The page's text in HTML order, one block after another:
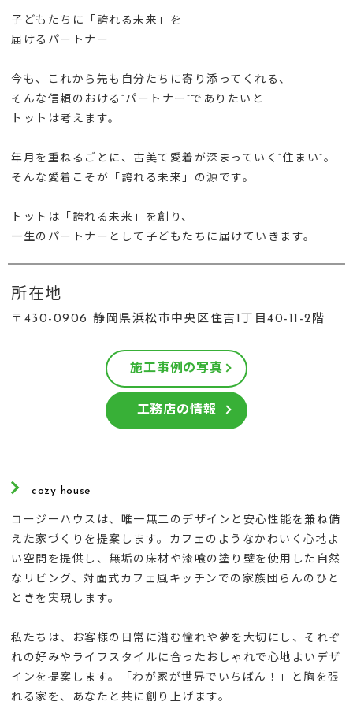
子どもたちに「誇れる未来」を
届けるパートナー
今も、これから先も自分たちに寄り添ってくれる、
そんな信頼のおける“パートナー”でありたいと
トットは考えます。
年月を重ねるごとに、古美て愛着が深まっていく“住まい”。
そんな愛着こそが「誇れる未来」の源です。
トットは「誇れる未来」を創り、
一生のパートナーとして子どもたちに届けていきます。
所在地
〒430-0906 静岡県浜松市中央区住吉1丁目40-11-2階
施工事例の写真
工務店の情報
cozy house
コージーハウスは、唯一無二のデザインと安心性能を兼ね備
えた家づくりを提案します。カフェのようなかわいく心地よ
い空間を提供し、無垢の床材や漆喰の塗り壁を使用した自然
なリビング、対面式カフェ風キッチンでの家族団らんのひと
ときを実現します。
私たちは、お客様の日常に潜む憧れや夢を大切にし、それぞ
れの好みやライフスタイルに合ったおしゃれで心地よいデザ
インを提案します。「わが家が世界でいちばん！」と胸を張
れる家を、あなたと共に創り上げます。